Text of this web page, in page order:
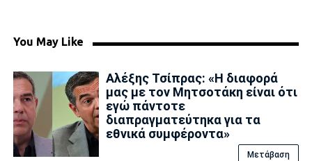
You May Like
Αλέξης Τσίπρας: «Η διαφορά
μας με τον Μητσοτάκη είναι ότι
εγώ πάντοτε
διαπραγματεύτηκα για τα
εθνικά συμφέροντα»
Μετάβαση